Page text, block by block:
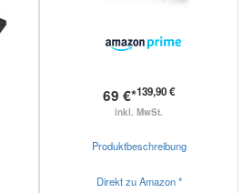
69 €*139,90 €
inkl. MwSt.
Produktbeschreibung
Direkt zu Amazon *